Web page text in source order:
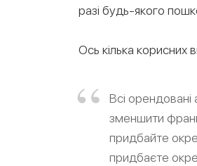
разі будь-якого
Ось кілька корисних
Всі
зменшити
придбайте
придбаєте